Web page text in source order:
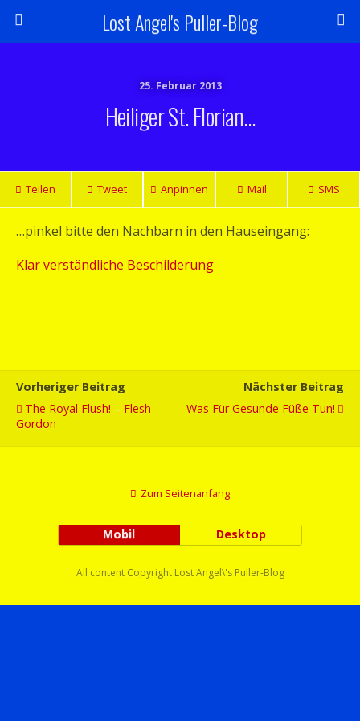
Lost Angel's Puller-Blog
25. Februar 2013
Heiliger St. Florian…
Teilen Tweet Anpinnen Mail SMS
…pinkel bitte den Nachbarn in den Hauseingang:
Klar verständliche Beschilderung
Vorheriger Beitrag
The Royal Flush! – Flesh
Gordon
Nächster Beitrag
Was Für Gesunde Füße Tun!
Zum Seitenanfang
Mobil Desktop
All content Copyright Lost Angel\'s Puller-Blog